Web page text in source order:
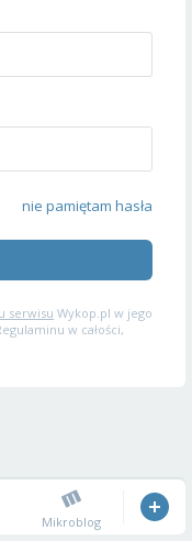
nie pamiętam hasła
serwisu Wykop.pl w jego
w całości,
Mikroblog